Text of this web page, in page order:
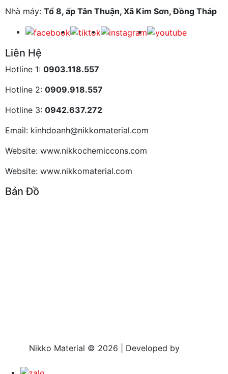
Nhà máy: Tổ 8, ấp Tân Thuận, Xã Kim Sơn, Đồng Tháp
Liên Hệ
Hotline 1: 0903.118.557
Hotline 2: 0909.918.557
Hotline 3: 0942.637.272
Email: kinhdoanh@nikkomaterial.com
Website: www.nikkochemiccons.com
Website: www.nikkomaterial.com
Bản Đồ
Nikko Material © 2026 | Developed by